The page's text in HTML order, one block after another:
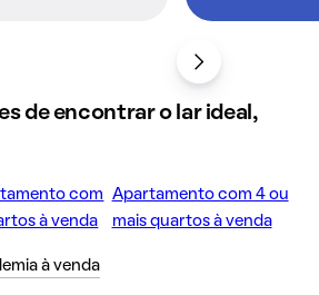
de encontrar o lar ideal,
com
à venda
Apartamento com 4 ou
mais quartos à venda
à venda